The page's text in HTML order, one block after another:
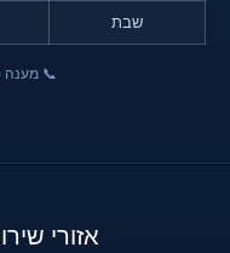
שבת
📞 מענה
אזורי